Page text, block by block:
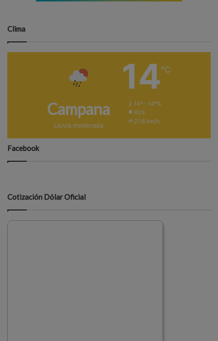
Clima
Campana
Lluvia moderada
14℃
14º - 14º%
95%
27.6 km/h
Facebook
Cotización Dólar Oficial